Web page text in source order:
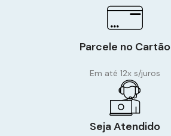
Parcele no Cartão
Em até 12x s/juros
Seja Atendido